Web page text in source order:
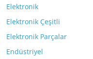
Elektronik
Elektronik Çeşitli
Elektronik Parçalar
Endüstriyel